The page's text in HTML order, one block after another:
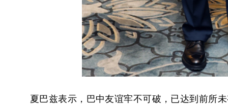
夏巴兹表示，巴中友谊牢不可破，已达到前所